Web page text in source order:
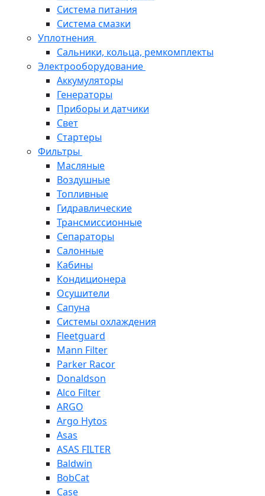
Система питания
Система смазки
Уплотнения
Сальники, кольца, ремкомплекты
Электрооборудование
Аккумуляторы
Генераторы
Приборы и датчики
Свет
Стартеры
Фильтры
Масляные
Воздушные
Топливные
Гидравлические
Трансмиссионные
Сепараторы
Салонные
Кабины
Кондиционера
Осушители
Сапуна
Системы охлаждения
Fleetguard
Mann Filter
Parker Racor
Donaldson
Alco Filter
ARGO
Argo Hytos
Asas
ASAS FILTER
Baldwin
BobCat
Case